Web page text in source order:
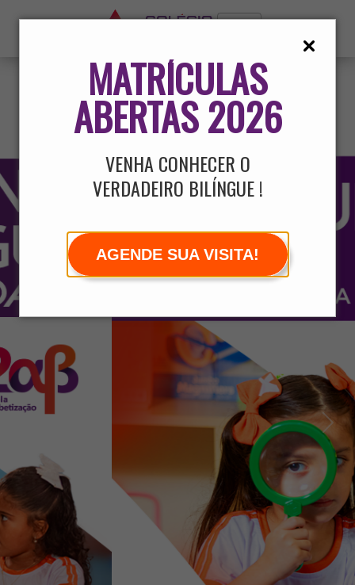
MATRÍCULAS
ABERTAS 2026
VENHA CONHECER O
VERDADEIRO BILÍNGUE !
AGENDE SUA VISITA!
Next